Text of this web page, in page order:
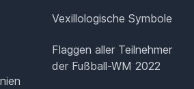
Vexillologische Symbole
Flaggen aller Teilnehmer
der Fußball-WM 2022